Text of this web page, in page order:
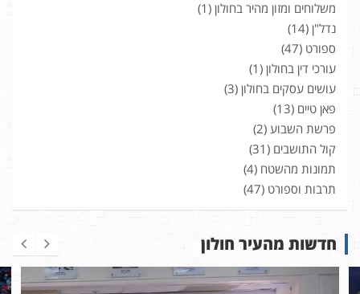
משלוחים ומזון מהיר בחולון (1)
נדל"ן (14)
ספורט (47)
עורכי דין בחולון (1)
עושים עסקים בחולון (3)
פאן טיים (13)
פרשת השבוע (2)
קול התושבים (31)
תמונות מהשטח (4)
תרבות וספורט (47)
חדשות מהעיר חולון